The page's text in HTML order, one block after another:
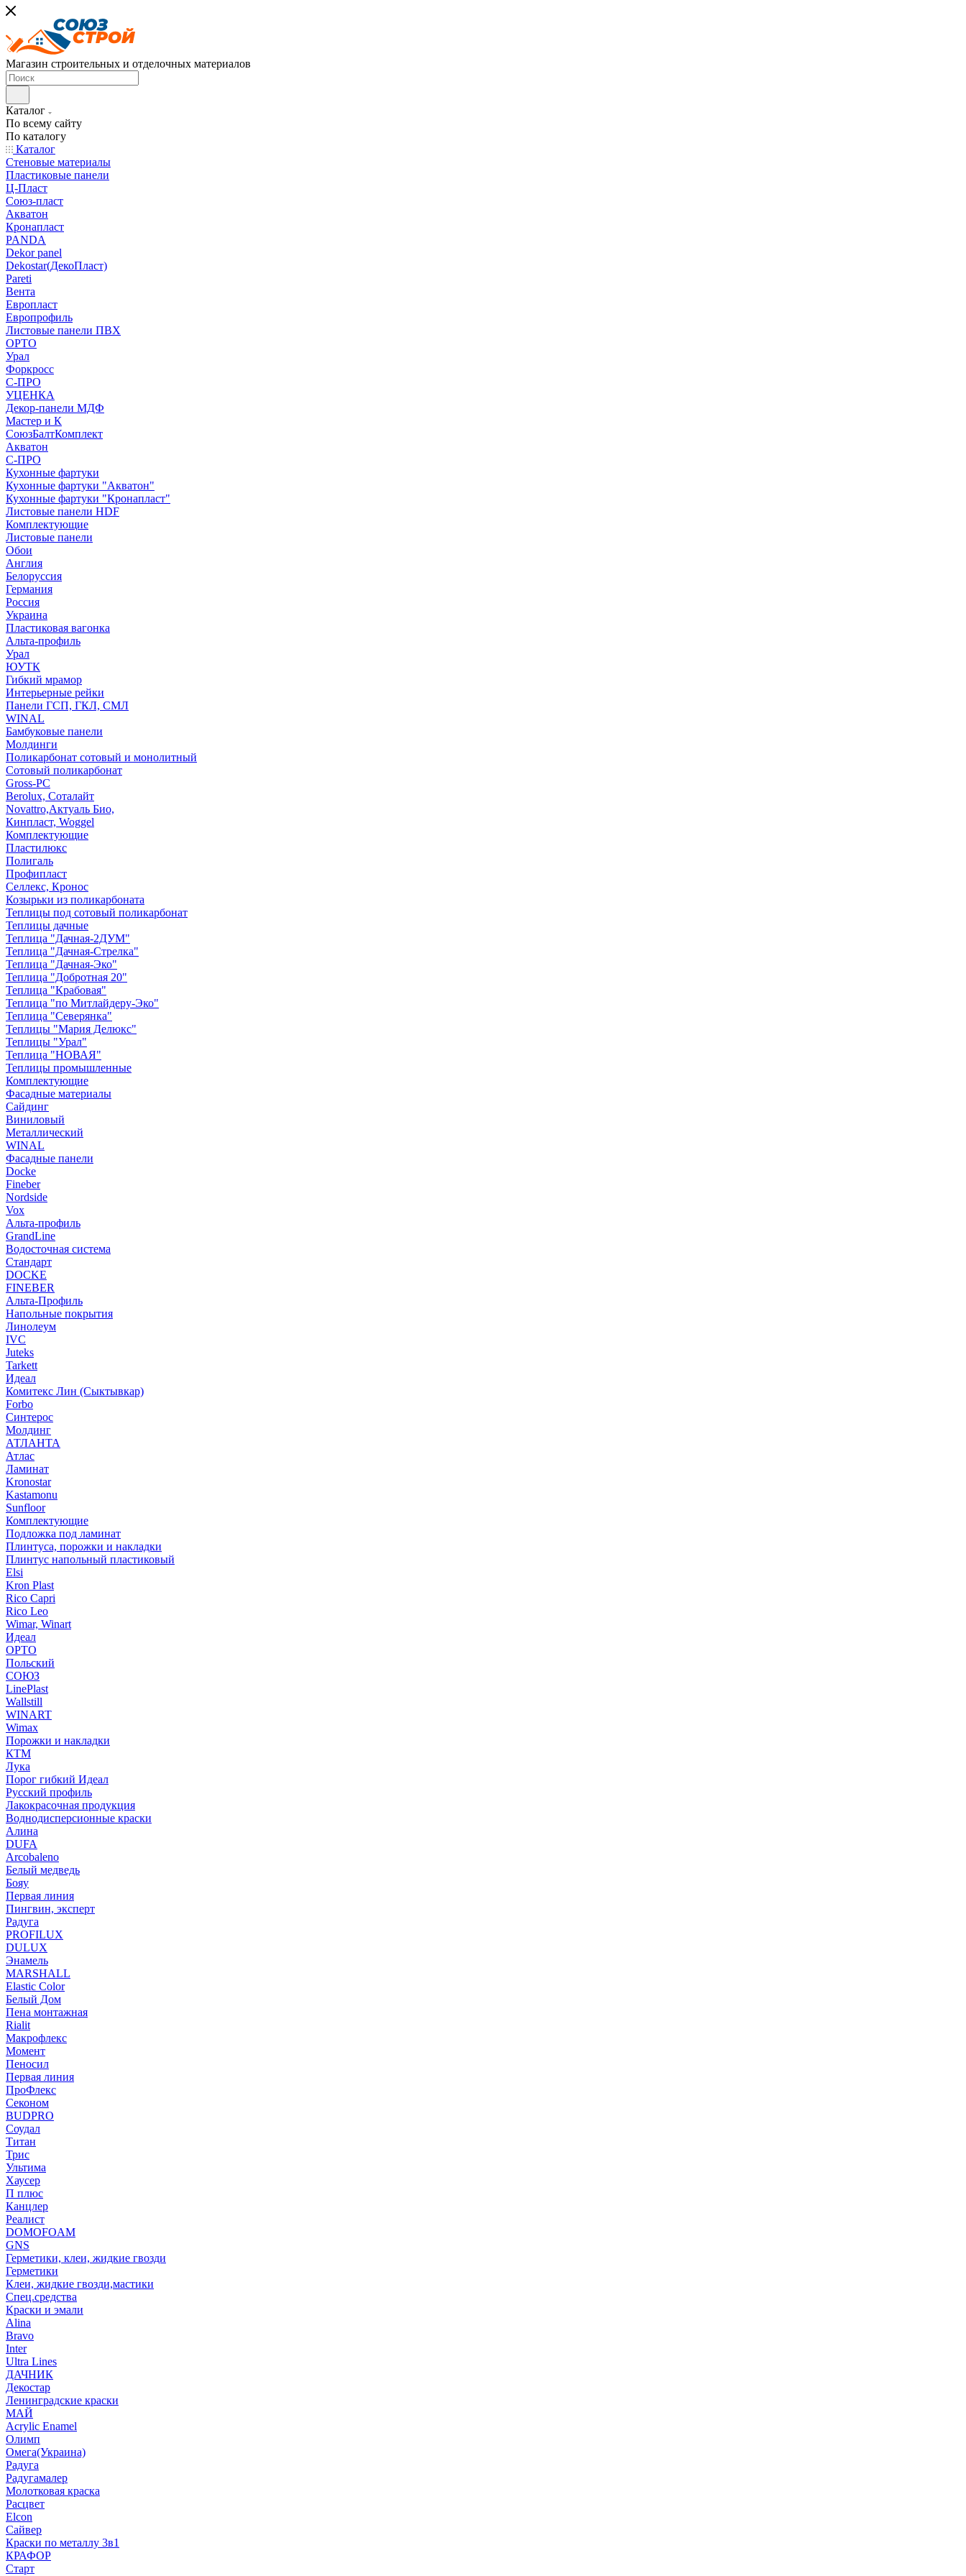
Магазин строительных и отделочных материалов
Каталог
По всему сайту
По каталогу
Каталог
Стеновые материалы
Пластиковые панели
Ц-Пласт
Союз-пласт
Акватон
Кронапласт
PANDA
Dekor panel
Dekostar(ДекоПласт)
Pareti
Вента
Европласт
Европрофиль
Листовые панели ПВХ
ОРТО
Урал
Форкросс
С-ПРО
УЦЕНКА
Декор-панели МДФ
Мастер и К
СоюзБалтКомплект
Акватон
С-ПРО
Кухонные фартуки
Кухонные фартуки "Акватон"
Кухонные фартуки "Кронапласт"
Листовые панели HDF
Комплектующие
Листовые панели
Обои
Англия
Белоруссия
Германия
Россия
Украина
Пластиковая вагонка
Альта-профиль
Урал
ЮУТК
Гибкий мрамор
Интерьерные рейки
Панели ГСП, ГКЛ, СМЛ
WINAL
Бамбуковые панели
Молдинги
Поликарбонат сотовый и монолитный
Сотовый поликарбонат
Gross-PC
Berolux, Соталайт
Novattro,Актуаль Био,
Кинпласт, Woggel
Комплектующие
Пластилюкс
Полигаль
Профипласт
Селлекс, Кронос
Козырьки из поликарбоната
Теплицы под сотовый поликарбонат
Теплицы дачные
Теплица "Дачная-2ДУМ"
Теплица "Дачная-Стрелка"
Теплица "Дачная-Эко"
Теплица "Добротная 20"
Теплица "Крабовая"
Теплица "по Митлайдеру-Эко"
Теплица "Северянка"
Теплицы "Мария Делюкс"
Теплицы "Урал"
Теплица "НОВАЯ"
Теплицы промышленные
Комплектующие
Фасадные материалы
Сайдинг
Виниловый
Металлический
WINAL
Фасадные панели
Docke
Fineber
Nordside
Vox
Альта-профиль
GrandLine
Водосточная система
Стандарт
DOCKE
FINEBER
Альта-Профиль
Напольные покрытия
Линолеум
IVC
Juteks
Tarkett
Идеал
Комитекс Лин (Сыктывкар)
Forbo
Синтерос
Молдинг
АТЛАНТА
Атлас
Ламинат
Kronostar
Kastamonu
Sunfloor
Комплектующие
Подложка под ламинат
Плинтуса, порожки и накладки
Плинтус напольный пластиковый
Elsi
Kron Plast
Rico Capri
Rico Leo
Wimar, Winart
Идеал
ОРТО
Польский
СОЮЗ
LinePlast
Wallstill
WINART
Wimax
Порожки и накладки
КТМ
Лука
Порог гибкий Идеал
Русский профиль
Лакокрасочная продукция
Воднодисперсионные краски
Алина
DUFA
Arcobaleno
Белый медведь
Бояу
Первая линия
Пингвин, эксперт
Радуга
PROFILUX
DULUX
Энамель
MARSHALL
Elastic Color
Белый Дом
Пена монтажная
Rialit
Макрофлекс
Момент
Пеносил
Первая линия
ПроФлекс
Секоном
BUDPRO
Соудал
Титан
Трис
Ультима
Хаусер
П плюс
Канцлер
Реалист
DOMOFOAM
GNS
Герметики, клеи, жидкие гвозди
Герметики
Клеи, жидкие гвозди,мастики
Спец.средства
Краски и эмали
Alina
Bravo
Inter
Ultra Lines
ДАЧНИК
Декостар
Ленинградские краски
МАЙ
Acrylic Enamel
Олимп
Омега(Украина)
Радуга
Радугамалер
Молотковая краска
Расцвет
Elcon
Сайвер
Краски по металлу 3в1
КРАФОР
Старт